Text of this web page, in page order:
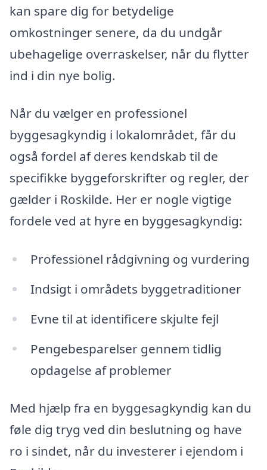
kan spare dig for betydelige
omkostninger senere, da du undgår
ubehagelige overraskelser, når du flytter
ind i din nye bolig.
Når du vælger en professionel
byggesagkyndig i lokalområdet, får du
også fordel af deres kendskab til de
specifikke byggeforskrifter og regler, der
gælder i Roskilde. Her er nogle vigtige
fordele ved at hyre en byggesagkyndig:
Professionel rådgivning og vurdering
Indsigt i områdets byggetraditioner
Evne til at identificere skjulte fejl
Pengebesparelser gennem tidlig
opdagelse af problemer
Med hjælp fra en byggesagkyndig kan du
føle dig tryg ved din beslutning og have
ro i sindet, når du investerer i ejendom i